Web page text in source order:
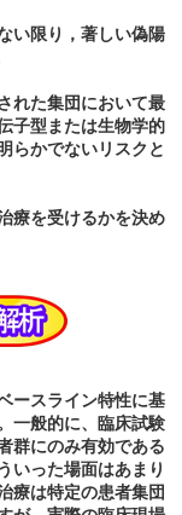
い限り，著しい偽陽
れた集団において最
子型または生物学的
らかでないリスクと
療を受けるかを決め
ースライン特性に基
一般的に、臨床試験
群にのみ有効である
いった場面はあまり
療は特定の患者集団